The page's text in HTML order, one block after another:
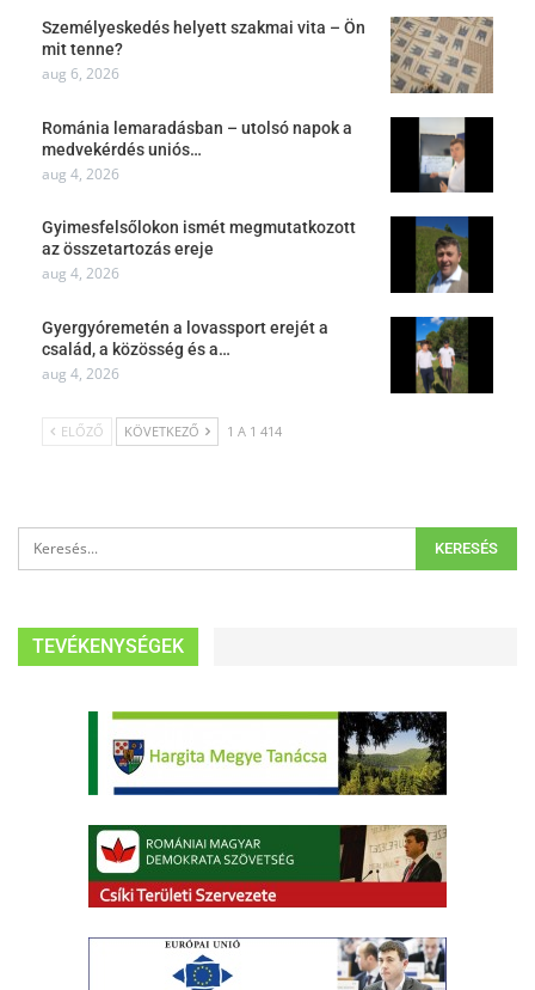
Személyeskedés helyett szakmai vita – Ön
mit tenne?
aug 6, 2026
Románia lemaradásban – utolsó napok a
medvekérdés uniós…
aug 4, 2026
Gyimesfelsőlokon ismét megmutatkozott
az összetartozás ereje
aug 4, 2026
Gyergyóremetén a lovassport erejét a
család, a közösség és a…
aug 4, 2026
ELŐZŐ KÖVETKEZŐ 1 A 1 414
TEVÉKENYSÉGEK